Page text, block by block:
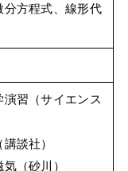
分方程式、線形代
演習（サイエンス
談社）
（砂川）